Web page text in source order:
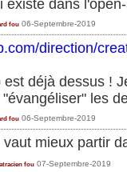
existe dans
fou 06-Septembre-2019
direction/
déjà dessus !
les
fou 06-Septembre-2019
mieux partir
fou 07-Septembre-2019